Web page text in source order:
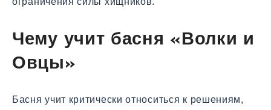
Чему учит басня «Волки и
Овцы»
Басня учит критически относиться к решениям,